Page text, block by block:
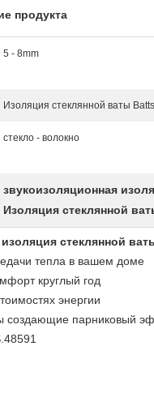
продукта
5 - 8mm
Изоляция стеклянной ваты Batts
стекло - волокно
звукоизоляционная
Изоляция стеклянной
стеклянной
тепла в вашем доме
круглый год
энергии
создающие парниковый